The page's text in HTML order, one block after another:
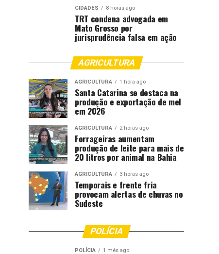
CIDADES 8 horas ago
TRT condena advogada em
Mato Grosso por
jurisprudência falsa em ação
AGRICULTURA
AGRICULTURA 1 hora ago
Santa Catarina se destaca na
produção e exportação de mel
em 2026
AGRICULTURA 2 horas ago
Forrageiras aumentam
produção de leite para mais de
20 litros por animal na Bahia
AGRICULTURA 3 horas ago
Temporais e frente fria
provocam alertas de chuvas no
Sudeste
POLÍCIA
POLÍCIA 1 mês ago